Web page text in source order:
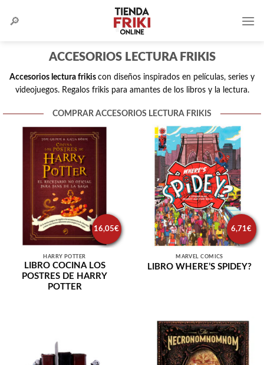
ACCESORIOS LECTURA FRIKIS
Accesorios lectura frikis con diseños inspirados en películas, series y
videojuegos. Regalos frikis para amantes de los libros y la lectura.
COMPRAR ACCESORIOS LECTURA FRIKIS
16,05€
HARRY POTTER
LIBRO COCINA LOS
POSTRES DE HARRY
POTTER
6,71€
MARVEL COMICS
LIBRO WHERE’S SPIDEY?